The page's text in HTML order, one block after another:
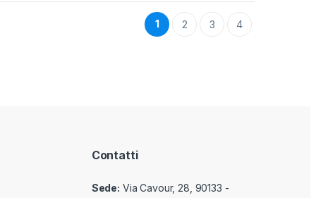
1 2 3 4
Contatti
Sede: Via Cavour, 28, 90133 -